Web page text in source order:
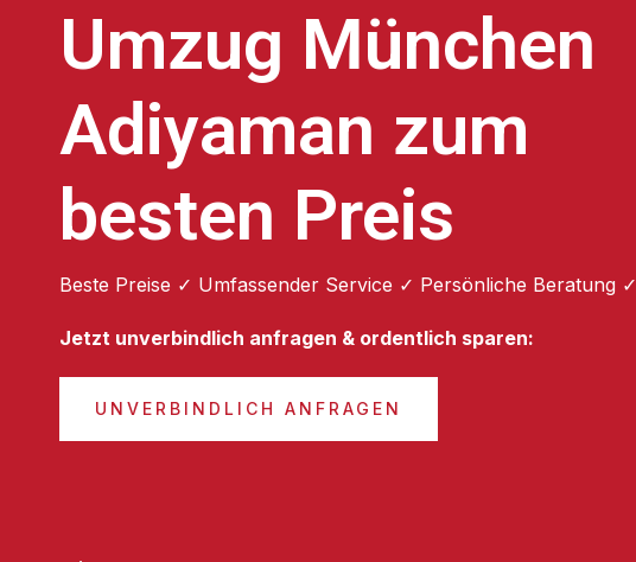
Umzug München
Adiyaman zum
besten Preis
Beste Preise ✓ Umfassender Service ✓ Persönliche Beratung ✓
Jetzt unverbindlich anfragen & ordentlich sparen:
UNVERBINDLICH ANFRAGEN